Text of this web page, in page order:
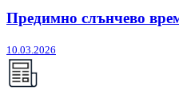
Предимно слънчево
10.03.2026